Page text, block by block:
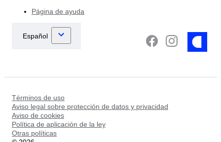
Página de ayuda
Términos de uso
Aviso legal sobre protección de datos y privacidad
Aviso de cookies
Política de aplicación de la ley
Otras políticas